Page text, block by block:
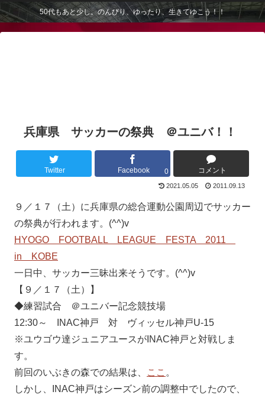
50代もあと少し。のんびり、ゆったり、生きてゆこう！！
兵庫県 サッカーの祭典 ＠ユニバ！！
Twitter Facebook 0 コメント
2021.05.05 2011.09.13
９／１７（土）に兵庫県の総合運動公園周辺でサッカー
の祭典が行われます。(^^)v
HYOGO FOOTBALL LEAGUE FESTA 2011
in KOBE
一日中、サッカー三昧出来そうです。(^^)v
【９／１７（土）】
◆練習試合 ＠ユニバー記念競技場
12:30～ INAC神戸 対 ヴィッセル神戸U-15
※ユウゴウ達ジュニアユースがINAC神戸と対戦しま
す。
前回のいぶきの森での結果は、
ここ 。
しかし、INAC神戸はシーズン前の調整中でしたので、